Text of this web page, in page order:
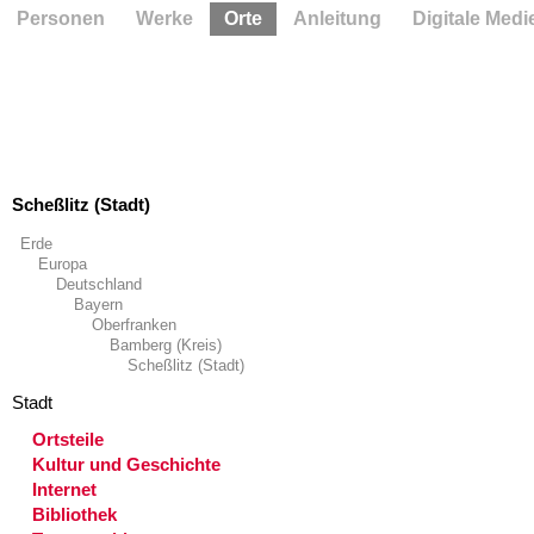
Scheßlitz (Stadt)
Erde
Europa
Deutschland
Bayern
Oberfranken
Bamberg (Kreis)
Scheßlitz (Stadt)
Stadt
Ortsteile
Kultur und Geschichte
Internet
Bibliothek
Personen Werke Orte Anleitung Digitale